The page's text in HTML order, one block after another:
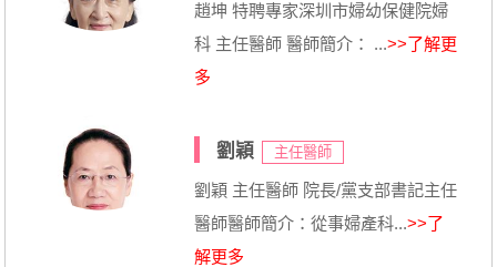
趙坤 特聘專家深圳市婦幼保健院婦
科 主任醫師 醫師簡介： ...>>了解更
多
劉穎 主任醫師
劉穎 主任醫師 院長/黨支部書記主任
醫師醫師簡介：從事婦產科...>>了
解更多